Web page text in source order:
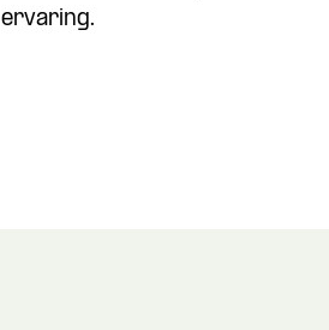
ervaring.